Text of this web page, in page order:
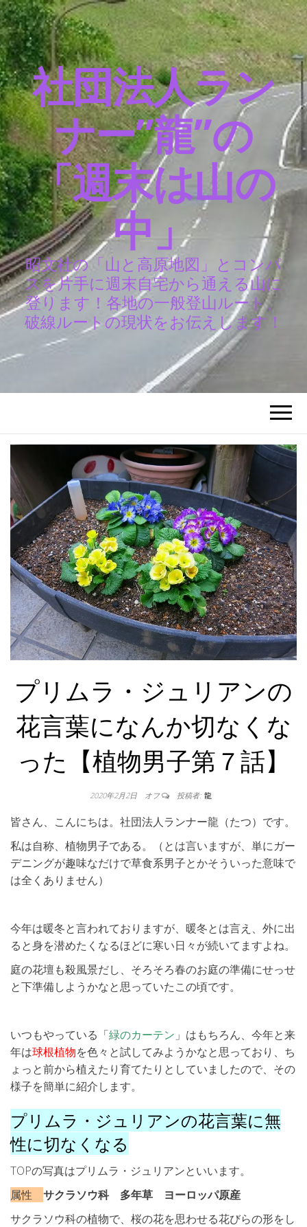
社団法人ラン
ナー”龍”の
「週末は山の
中」
昭文社の「山と高原地図」とコンパ
スを片手に週末自宅から通える山に
登ります！各地の一般登山ルート、
破線ルートの現状をお伝えします！
プリムラ・ジュリアンの
花言葉になんか切なくな
った【植物男子第７話】
2020年2月2日 オフ 投稿者: 龍
皆さん、こんにちは。社団法人ランナー龍（たつ）です。
私は自称、植物男子である。（とは言いますが、単にガー
デニングが趣味なだけで草食系男子とかそういった意味で
は全くありません）
今年は暖冬と言われておりますが、暖冬とは言え、外に出
ると身を潜めたくなるほどに寒い日々が続いてますよね。
庭の花壇も殺風景だし、そろそろ春のお庭の準備にせっせ
と下準備しようかなと思っていたこの頃です。
いつもやっている「緑のカーテン 」はもちろん、今年と来
年は球根植物を色々と試してみようかなと思っており、ち
ょっと前から植えたり育てたりとしていましたので、その
様子を簡単に紹介します。
プリムラ・ジュリアンの花言葉に無
性に切なくなる
TOPの写真はプリムラ・ジュリアンといいます。
属性 サクラソウ科 多年草 ヨーロッパ原産
サクラソウ科の植物で、桜の花を思わせる花びらの形をし